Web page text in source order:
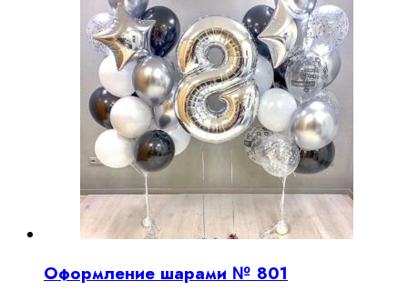
Оформление шарами № 801